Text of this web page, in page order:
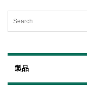
製品